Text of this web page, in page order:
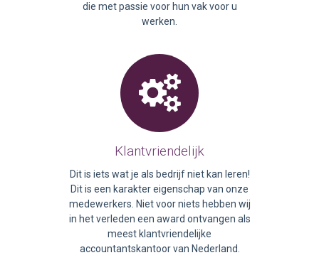
die met passie voor hun vak voor u
werken.
Klantvriendelijk
Dit is iets wat je als bedrijf niet kan leren!
Dit is een karakter eigenschap van onze
medewerkers. Niet voor niets hebben wij
in het verleden een award ontvangen als
meest klantvriendelijke
accountantskantoor van Nederland.